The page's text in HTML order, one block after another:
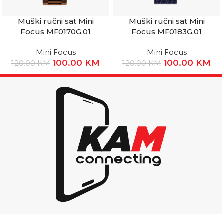
Muški ručni sat Mini
Focus MF0170G.01
Mini Focus
120.00KM 100.00 KM
Muški ručni sat Mini
Focus MF0183G.01
Mini Focus
120.00KM 100.00 KM